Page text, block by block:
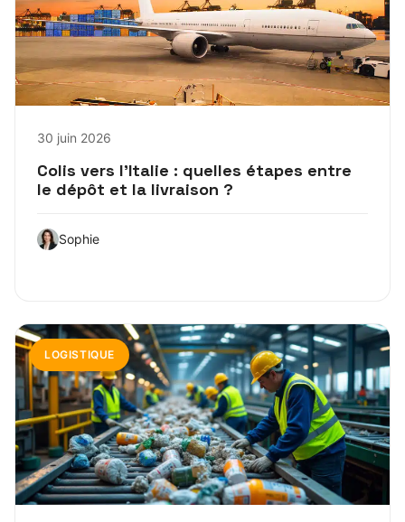
30 juin 2026
Colis vers l’Italie : quelles étapes entre
le dépôt et la livraison ?
Sophie
LOGISTIQUE